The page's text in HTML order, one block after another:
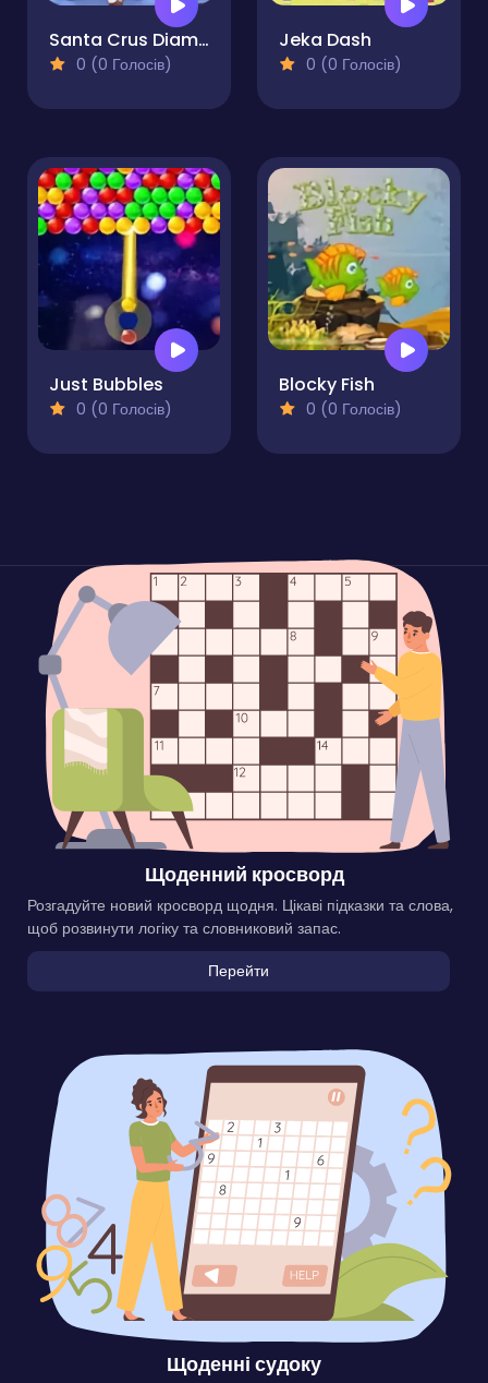
Santa Crus Diamont
0 (0 Голосів)
Jeka Dash
0 (0 Голосів)
Just Bubbles
0 (0 Голосів)
Blocky Fish
0 (0 Голосів)
Щоденний кросворд
Розгадуйте новий кросворд щодня. Цікаві підказки та слова,
щоб розвинути логіку та словниковий запас.
Перейти
Щоденні судоку